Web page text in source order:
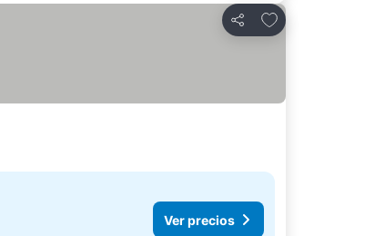
Compartir
Añadir a favoritos
Ver precios